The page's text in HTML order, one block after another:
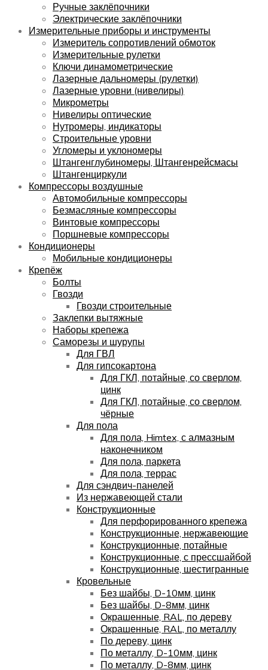
Ручные заклёпочники
Электрические заклёпочники
Измерительные приборы и инструменты
Измеритель сопротивлений обмоток
Измерительные рулетки
Ключи динамометрические
Лазерные дальномеры (рулетки)
Лазерные уровни (нивелиры)
Микрометры
Нивелиры оптические
Нутромеры, индикаторы
Строительные уровни
Угломеры и уклономеры
Штангенглубиномеры, Штангенрейсмасы
Штангенциркули
Компрессоры воздушные
Автомобильные компрессоры
Безмасляные компрессоры
Винтовые компрессоры
Поршневые компрессоры
Кондиционеры
Мобильные кондиционеры
Крепёж
Болты
Гвозди
Гвозди строительные
Заклепки вытяжные
Наборы крепежа
Саморезы и шурупы
Для ГВЛ
Для гипсокартона
Для ГКЛ, потайные, со сверлом,
цинк
Для ГКЛ, потайные, со сверлом,
чёрные
Для пола
Для пола, Himtex, с алмазным
наконечником
Для пола, паркета
Для пола, террас
Для сэндвич-панелей
Из нержавеющей стали
Конструкционные
Для перфорированного крепежа
Конструкционные, нержавеющие
Конструкционные, потайные
Конструкционные, с прессшайбой
Конструкционные, шестигранные
Кровельные
Без шайбы, D-10мм, цинк
Без шайбы, D-8мм, цинк
Окрашенные, RAL, по дереву
Окрашенные, RAL, по металлу
По дереву, цинк
По металлу, D-10мм, цинк
По металлу, D-8мм, цинк